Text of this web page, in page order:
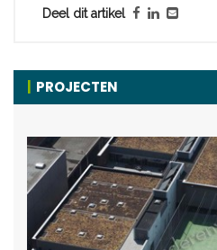
Deel dit artikel
PROJECTEN